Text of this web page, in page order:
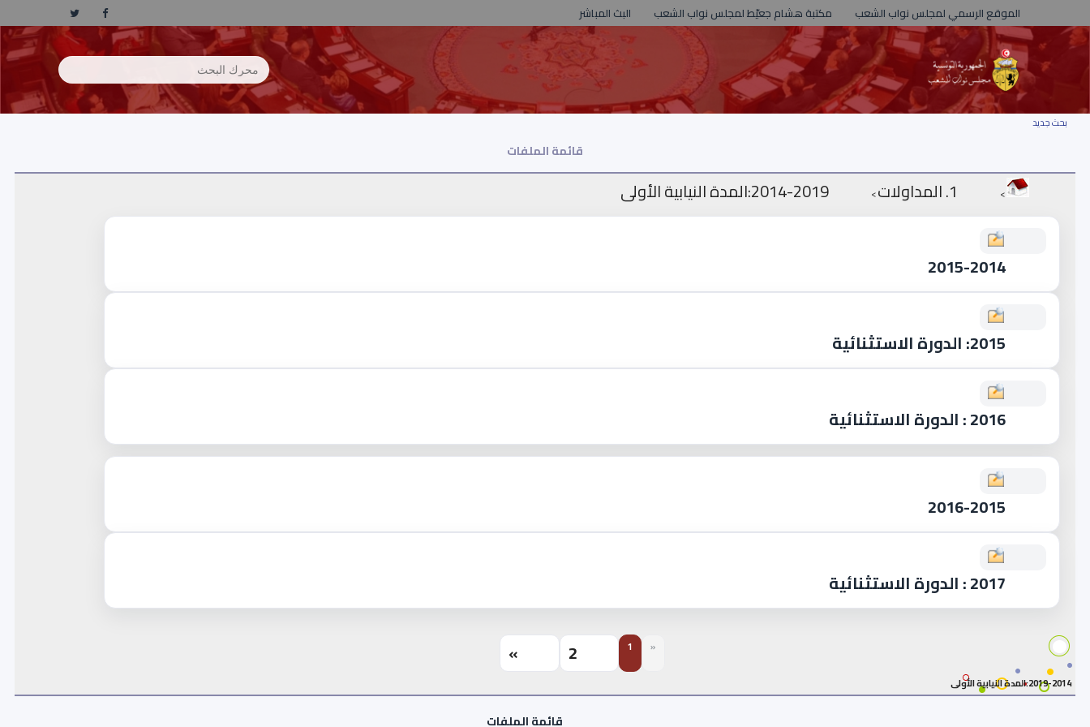
الموقع الرسمي لمجلس نواب الشعب مكتبة هشام جعيّط لمجلس نواب الشعب البث المباشر
بحث جديد
قائمة الملفات
> 1. المداولات > 2019-2014:المدة النيابية الأولى
2015-2014
2015: الدورة الاستثنائية
2016 : الدورة الاستثنائية
2016-2015
2017 : الدورة الاستثنائية
«
1
2
»
2019-2014:المدة النيابية الأولى
قائمة الملفات